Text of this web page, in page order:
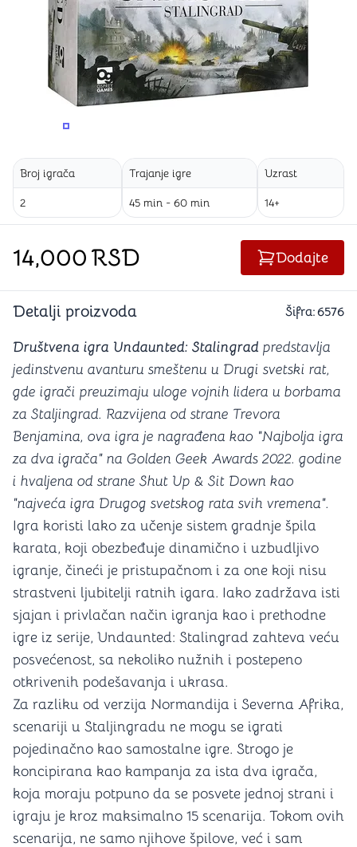
PROMENITE UGAO GLEDANJA
Broj igrača
2
Trajanje igre
45 min - 60 min
Uzrast
14+
14,000RSD Dodajte
Detalji proizvoda Šifra:6576
Društvena igra Undaunted: Stalingrad predstavlja
jedinstvenu avanturu smeštenu u Drugi svetski rat,
gde igrači preuzimaju uloge vojnih lidera u borbama
za Staljingrad. Razvijena od strane Trevora
Benjamina, ova igra je nagrađena kao "Najbolja igra
za dva igrača" na Golden Geek Awards 2022. godine
i hvaljena od strane Shut Up & Sit Down kao
"najveća igra Drugog svetskog rata svih vremena"​.
Igra koristi lako za učenje sistem gradnje špila
karata, koji obezbeđuje dinamično i uzbudljivo
igranje, čineći je pristupačnom i za one koji nisu
strastveni ljubitelji ratnih igara. Iako zadržava isti
sjajan i privlačan način igranja kao i prethodne
igre iz serije, Undaunted: Stalingrad zahteva veću
posvećenost, sa nekoliko nužnih i postepeno
otkrivenih podešavanja i ukrasa​.
Za razliku od verzija Normandija i Severna Afrika,
scenariji u Staljingradu ne mogu se igrati
pojedinačno kao samostalne igre. Strogo je
koncipirana kao kampanja za ista dva igrača,
koja moraju potpuno da se posvete jednoj strani i
igraju je kroz maksimalno 15 scenarija. Tokom ovih
scenarija, ne samo njihove špilove, već i sam